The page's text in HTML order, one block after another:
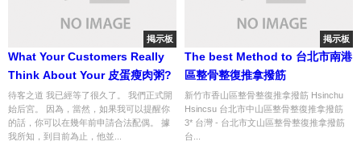
掲示板
What Your Customers Really
Think About Your 皮蛋瘦肉粥?
待客之道 我已經等了很久了。 我們正式開
始后宮。 因為，當然，如果我可以提醒你
的話，你可以在幾年前申請合法配偶。 據
我所知，到目前為止，他並...
掲示板
The best Method to 台北市南港
區整骨整復推拿撥筋
新竹市香山區整骨整復推拿撥筋 Hsinchu
Hsincsu 台北市中山區整骨整復推拿撥筋
3* 台灣 - 台北市文山區整骨整復推拿撥筋
台...